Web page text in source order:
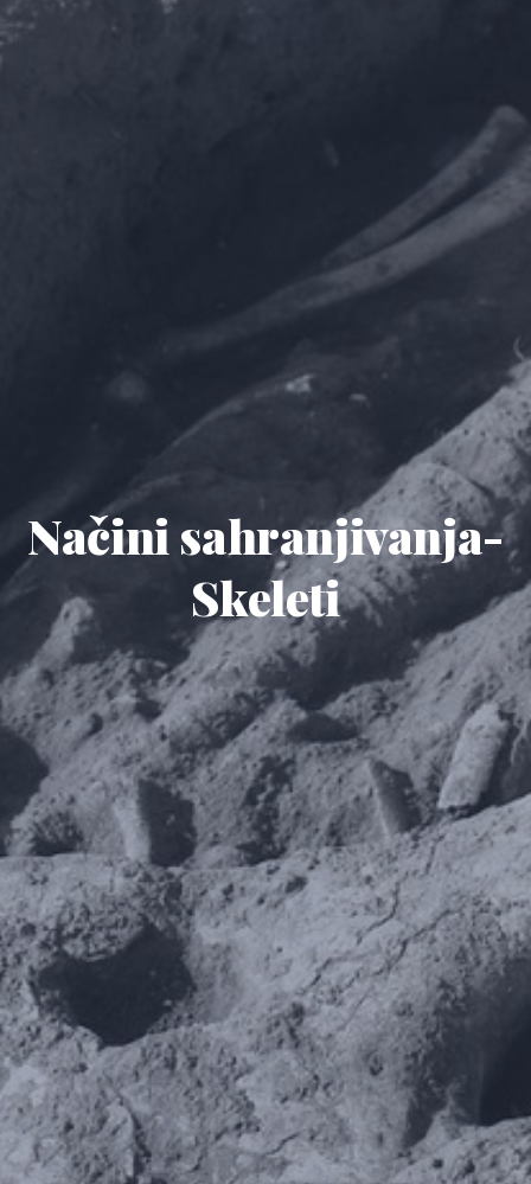
Načini sahranjivanja-
Skeleti